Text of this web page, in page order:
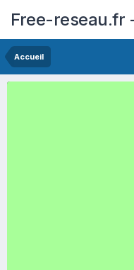
Free-reseau.fr
Accueil